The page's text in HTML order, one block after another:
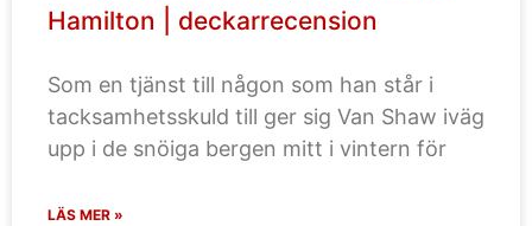
Hamilton | deckarrecension
Som en tjänst till någon som han står i
tacksamhetsskuld till ger sig Van Shaw iväg
upp i de snöiga bergen mitt i vintern för
LÄS MER »